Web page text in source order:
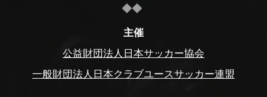
主催
公益財団法人日本サッカー協会
一般財団法人日本クラブユースサッカー連盟